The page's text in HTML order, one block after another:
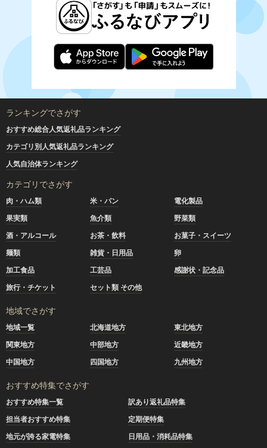
ランキングでさがす
おすすめ総合人気返礼品ランキング
カテゴリ別人気返礼品ランキング
人気自治体ランキング
カテゴリでさがす
肉・ハム類 米・パン
電化製品
果実類
魚介類
野菜類
酒・アルコール
お茶・飲料
お菓子・スイーツ
麺類
雑貨・日用品
卵
加工食品
工芸品
感謝状・記念品
旅行・チケット
セット類 その他
地域でさがす
地域一覧 北海道地方
東北地方
関東地方
中部地方
近畿地方
中国地方
四国地方 九州地方
おすすめ特集でさがす
おすすめ特集一覧
訳あり返礼品特集
担当者おすすめ特集
定期便特集
地元が誇る家電特集
日用品・消耗品特集